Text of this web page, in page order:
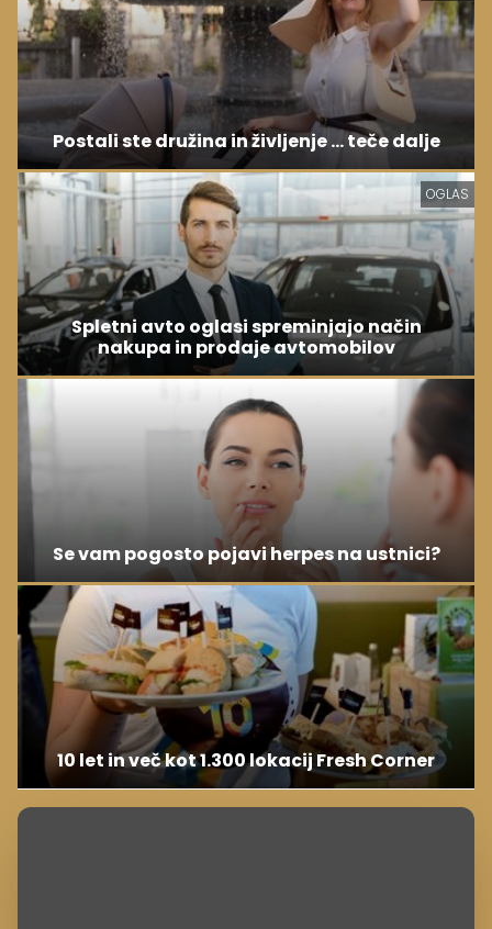
Postali ste družina in življenje ... teče dalje
OGLAS
Spletni avto oglasi spreminjajo način
nakupa in prodaje avtomobilov
Se vam pogosto pojavi herpes na ustnici?
10 let in več kot 1.300 lokacij Fresh Corner